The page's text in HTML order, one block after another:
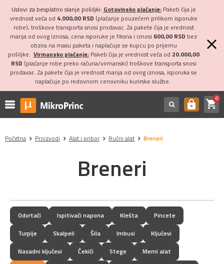
Uslovi za besplatno slanje pošiljki: Gotovinsko plaćanje:Paketi čija je
vrednost veća od 4.000,00 RSD (plaćanje pouzećem prilikom isporuke
robe), troškove transporta snosi prodavac. Za pakete čija je vrednost
manja od ovog iznosa, cena isporuke je fiksna i iznosi 600,00 RSD bez
obzira na masu paketa i naplaćuje se kupcu po prijemu
pošiljke. Virmansko plaćanje:Paketi čija je vrednost veća od 20.000,00
RSD (plaćanje robe preko računa/virmanski) troškove transporta snosi
prodavac. Za pakete čija je vrednost manja od ovog iznosa, isporuka se
naplaćuje po redovnom cenovniku kurirske službe.
https shopping_cart0
Početna Proizvodi Alat i pribor Ručni alat Breneri
Breneri
Odvrtači Ispitivači napona Klešta
Pincete
Turpije
Skalpeli Šila Imbusi
Ključevi
Nasadni ključevi
Čekići Stege
Merni alat